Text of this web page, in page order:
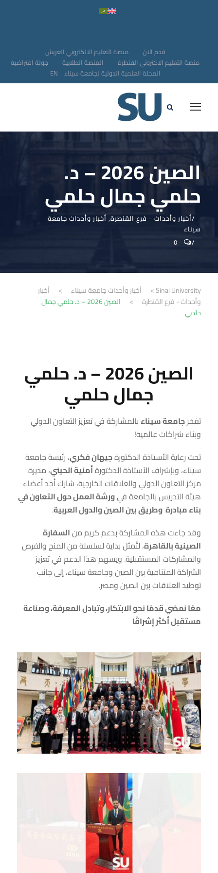
قدم الان
منصة التعليم الالكتروني العريش
منصة التعليم الاكتروني القنطرة
المنصة الطلابية
جولة افتراضية
المجلة العلمية الدولية لجامعة سيناء EN
الصين 2026 – د.
حلمي جمال حلمي
أخبار وأحداث - فرع القنطرة, أخبار وأحداث جامعة
سيناء
0
Sinai University
> أخبار وأحداث جامعة سيناء >
أخبار
وأحداث - فرع القنطرة
>
الصين 2026 – د. حلمي جمال
حلمي
الصين 2026 – د. حلمي
جمال حلمي
تفخرجامعة سيناءبالمشاركة في تعزيز التعاون الدولي
وبناء شراكات عالمية!
تحت رعاية الأستاذة الدكتورةجيهان فكري، رئيسة جامعة
سيناء، وبإشراف الأستاذة الدكتورةأمنية الحيني، مديرة
مركز التعاون الدولي والعلاقات الخارجية، شارك أحد أعضاء
هيئة التدريس بالجامعة فيورشة العمل حول التعاون في
بناء مبادرة وطريق بين الصين والدول العربية.
وقد جاءت هذه المشاركة بدعم كريم منالسفارة
الصينية بالقاهرة، لتُمثل بداية لسلسلة من المنح والفرص
والمشاركات المستقبلية. ويسهم هذا الدعم في تعزيز
الشراكة المتنامية بين الصين وجامعة سيناء، إلى جانب
توطيد العلاقات بين الصين ومصر.
معًا نمضي قدمًا نحو الابتكار، وتبادل المعرفة، وصناعة
مستقبل أكثر إشراقًا